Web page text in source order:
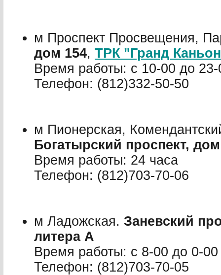
м Проспект Просвещения,
дом 154, ТРК "Гранд
Время работы: с 10-00 до 23-
Телефон: (812)332-50-50
м Пионерская,
Богатырский проспект,
Время работы: 24 часа
Телефон: (812)703-70-06
м Ладожская. Заневский
литера А
Время работы: с 8-00 до 0-00
Телефон: (812)703-70-05